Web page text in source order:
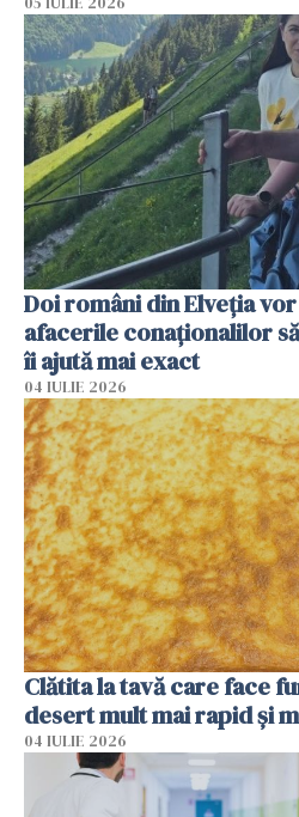
Doi români din Elveția
afacerile conaționalilor
îi ajută mai exact
04 IULIE 2026
Clătita la tavă care face
desert mult mai rapid și
04 IULIE 2026